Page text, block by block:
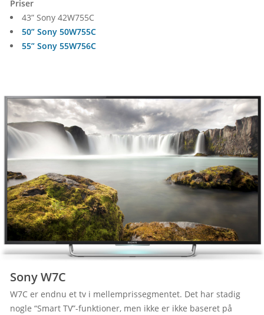
Priser
43” Sony 42W755C
50” Sony 50W755C
55” Sony 55W756C
Sony W7C
W7C er endnu et tv i mellemprissegmentet. Det har stadig
nogle “Smart TV”-funktioner, men ikke er ikke baseret på